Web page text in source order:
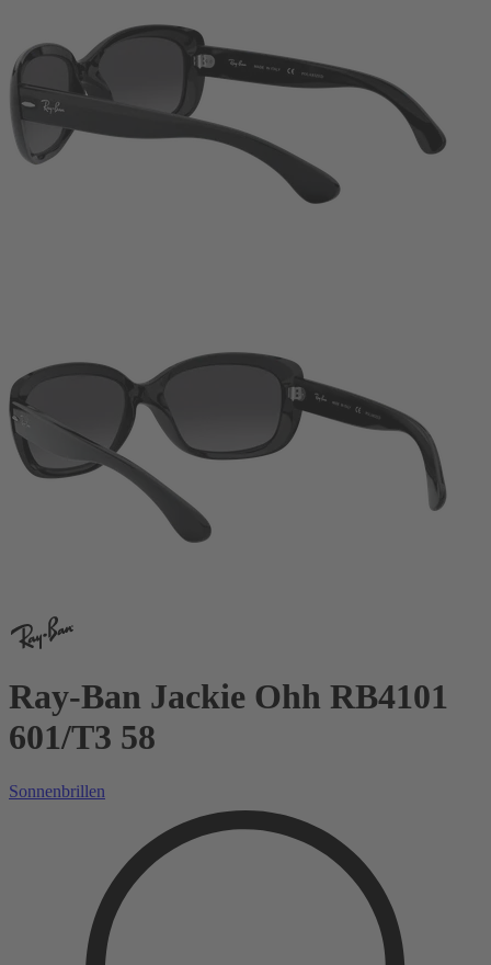
Ray-Ban Jackie Ohh RB4101
601/T3 58
Sonnenbrillen